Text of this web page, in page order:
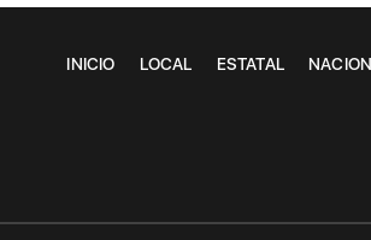
INICIO LOCAL ESTATAL